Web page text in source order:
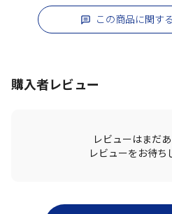
この商品に関す
購入者レビュー
レビューはまだあ
レビューをお待ち